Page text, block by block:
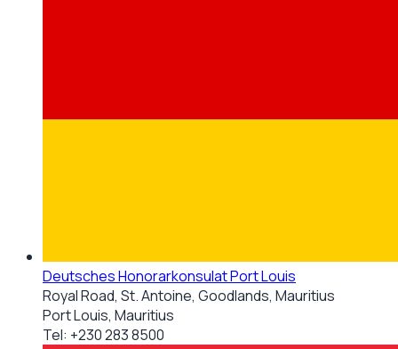
Deutsches Honorarkonsulat Port Louis
Royal Road, St. Antoine, Goodlands, Mauritius
Port Louis, Mauritius
Tel: +230 283 8500